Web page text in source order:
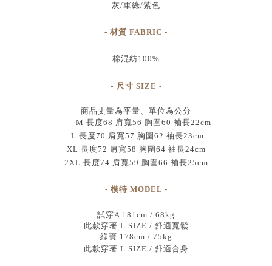
灰/軍綠/紫色
- 材質 FABRIC -
棉混紡100%
- 尺寸 SIZE -
商品丈量為平量、單位為公分
M 長度68 肩寬56 胸圍60 袖長22cm
L 長度70 肩寬57 胸圍62 袖長23cm
XL 長度72 肩寬58 胸圍64 袖長24cm
2XL 長度74 肩寬59 胸圍66 袖長25cm
- 模特 MODEL -
試穿A 181cm / 68kg
此款穿著 L SIZE / 舒適寬鬆
綠寶 178cm / 75kg
此款穿著 L SIZE / 舒適合身